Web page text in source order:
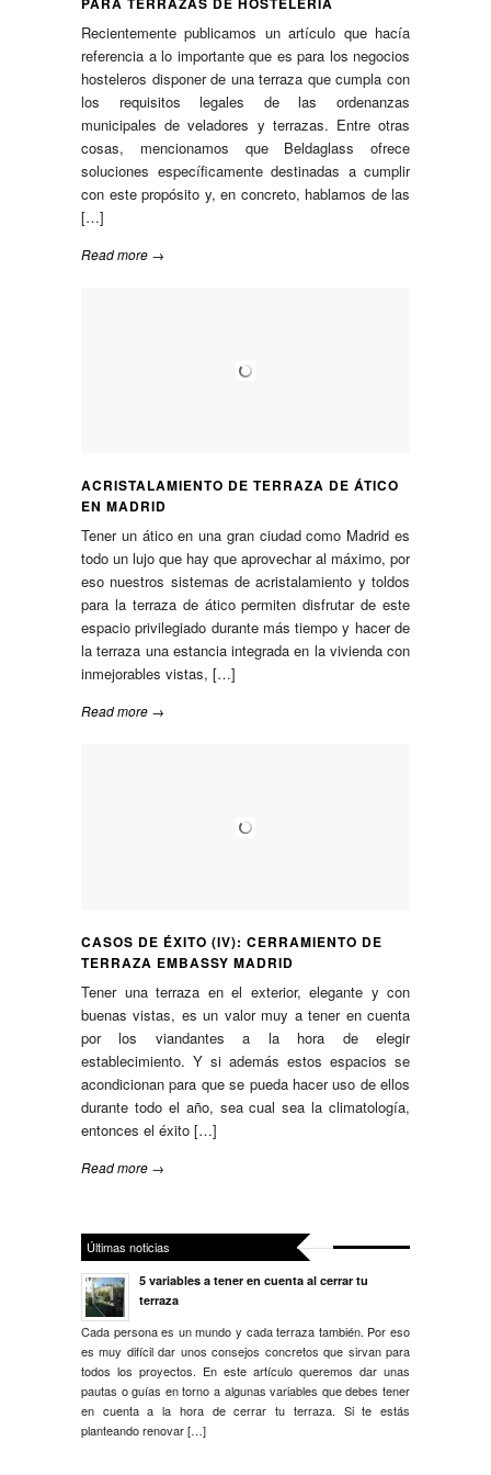
Recientemente publicamos un artículo que hacía
referencia a lo importante que es para los negocios
hosteleros disponer de una terraza que cumpla con
los requisitos legales de las ordenanzas
municipales de veladores y terrazas. Entre otras
cosas, mencionamos que Beldaglass ofrece
soluciones específicamente destinadas a cumplir
con este propósito y, en concreto, hablamos de las
[…]
Read more →
ACRISTALAMIENTO DE TERRAZA DE ÁTICO
EN MADRID
Tener un ático en una gran ciudad como Madrid es
todo un lujo que hay que aprovechar al máximo, por
eso nuestros sistemas de acristalamiento y toldos
para la terraza de ático permiten disfrutar de este
espacio privilegiado durante más tiempo y hacer de
la terraza una estancia integrada en la vivienda con
inmejorables vistas, […]
Read more →
CASOS DE ÉXITO (IV): CERRAMIENTO DE
TERRAZA EMBASSY MADRID
Tener una terraza en el exterior, elegante y con
buenas vistas, es un valor muy a tener en cuenta
por los viandantes a la hora de elegir
establecimiento. Y si además estos espacios se
acondicionan para que se pueda hacer uso de ellos
durante todo el año, sea cual sea la climatología,
entonces el éxito […]
Read more →
Últimas noticias
5 variables a tener en cuenta al cerrar tu
terraza
Cada persona es un mundo y cada terraza también. Por eso
es muy difícil dar unos consejos concretos que sirvan para
todos los proyectos. En este artículo queremos dar unas
pautas o guías en torno a algunas variables que debes tener
en cuenta a la hora de cerrar tu terraza. Si te estás
planteando renovar […]